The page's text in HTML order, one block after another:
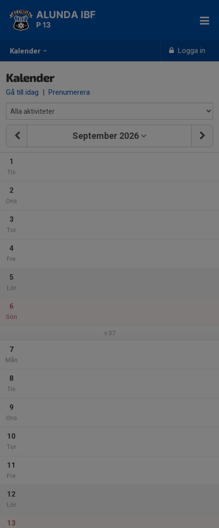
Kalender Logga in
ALUNDA IBF
P 13
Kalender
Gå till idag | Prenumerera
September 2026
1
Tis
2
Ons
3
Tor
4
Fre
5
Lör
6
Sön
v.37
7
Mån
8
Tis
9
Ons
10
Tor
11
Fre
12
Lör
13